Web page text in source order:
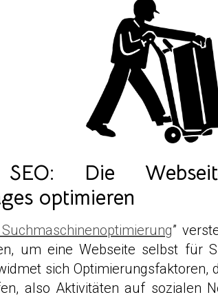
SEO: Die
optimieren
”
um eine Webseite selbst für
widmet sich
also Aktivitäten auf sozialen